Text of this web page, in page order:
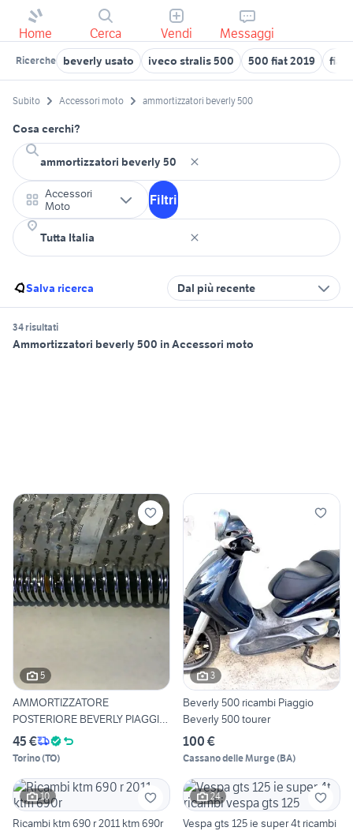
Home Cerca Vendi Messaggi
Ricerche beverly usato iveco stralis 500 500 fiat 2019 fiat
Subito Accessori moto ammortizzatori beverly 500
Cosa cerchi?
Accessori
Moto
Filtri
Salva ricerca Dal più recente
34 risultati
Ammortizzatori beverly 500 in Accessori moto
5
AMMORTIZZATORE
POSTERIORE BEVERLY PIAGGIO
56210R
45 €
Torino(TO)
3
Beverly 500 ricambi Piaggio
Beverly 500 tourer
100 €
Cassano delle Murge(BA)
10
Ricambi ktm 690 r 2011 ktm 690r
24
Vespa gts 125 ie super 4t ricambi